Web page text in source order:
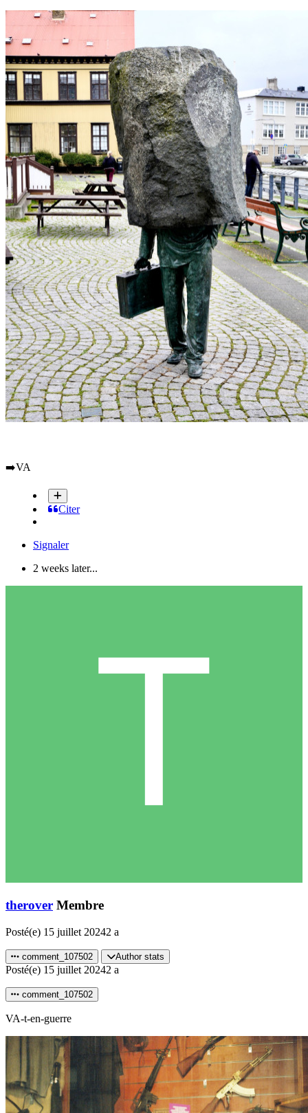
➡️VA
Citer
Signaler
2 weeks later...
therover Membre
Posté(e) 15 juillet 20242 a
comment_107502 Author stats
Posté(e) 15 juillet 20242 a
comment_107502
VA-t-en-guerre